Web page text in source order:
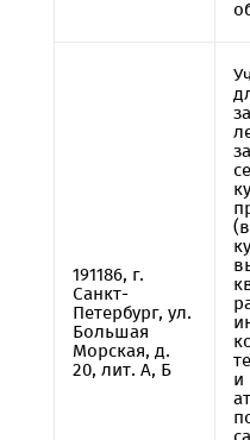
191186, г.
Санкт-
Петербург, ул.
Большая
Морская, д.
20, лит. А, Б
и